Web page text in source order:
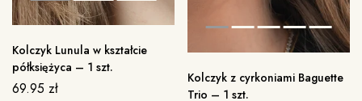
Kolczyk Lunula w kształcie
półksiężyca – 1 szt.
69.95 zł
Kolczyk z cyrkoniami Baguette
Trio – 1 szt.